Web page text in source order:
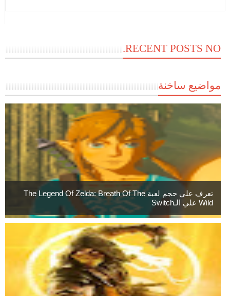
RECENT POSTS NO.
مواضيع ساخنة
تعرف علي حجم لعبة The Legend Of Zelda: Breath Of The
Wild علي الـSwitch